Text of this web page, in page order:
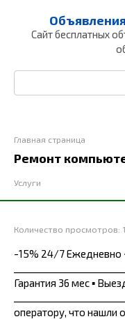
контентуСайт бесплатных
Главная страница
Ремонт
Услуги
Количество просмотров:
-15% 24/7 Ежедневно
Гарантия 36 мес ▪
оператору, что нашли